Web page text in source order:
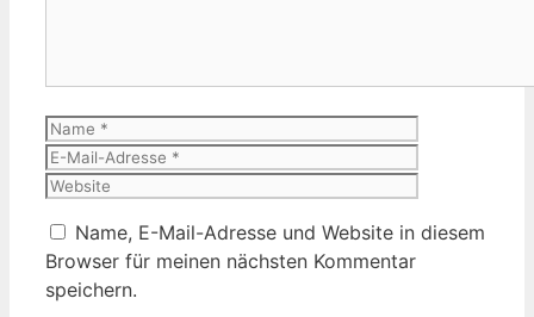
Name
Name, E-Mail-Adresse und Website in diesem
Browser für meinen nächsten Kommentar
speichern.